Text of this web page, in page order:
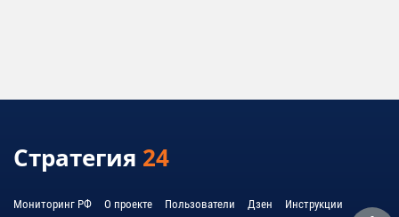
Стратегия 24
Мониторинг РФ О проекте Пользователи Дзен Инструкции